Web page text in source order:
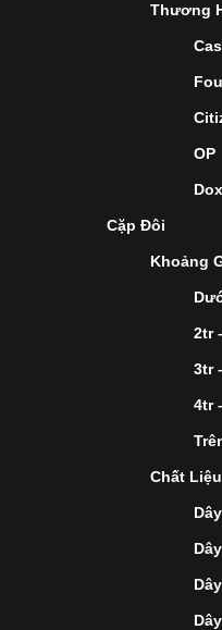
Thương
OP
Cặp Đôi
Khoảng
2tr
3tr
4tr
Chất